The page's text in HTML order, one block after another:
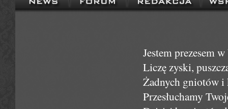
Jestem prezesem
Liczę zyski,
Żadnych gniotów i
Przesłuchamy